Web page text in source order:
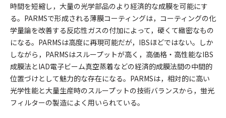
時間を短縮し，大量の光学部品のより経済的な成膜を可能にす
る。PARMSで形成される薄膜コーティングは，コーティングの化
学量論を改善する反応性ガスの付加によって，硬くて緻密なもの
になる。PARMSは高度に再現可能だが，IBSほどではない。しか
しながら，PARMSはスループットが高く，高価格・高性能なIBS
成膜法とIAD電子ビーム真空蒸着などの経済的成膜法間の中間的
位置づけとして魅力的な存在になる。PARMSは，相対的に高い
光学性能と大量生産時のスループットの技術バランスから，蛍光
フィルターの製造によく用いられている。